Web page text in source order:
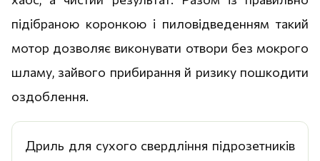
підібраною коронкою і пиловідведенням такий
мотор дозволяє виконувати отвори без мокрого
шламу, зайвого прибирання й ризику пошкодити
оздоблення.
Дриль для сухого свердління підрозетників